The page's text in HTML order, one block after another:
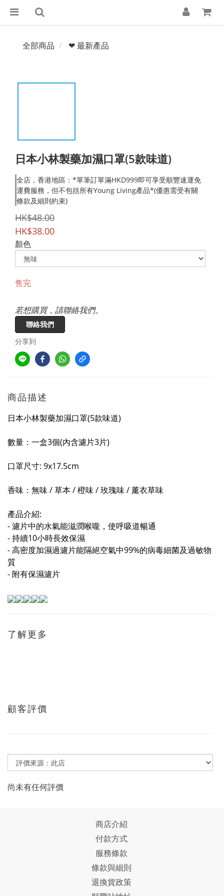
全部商品 ❤ 最新產品
日本小林製藥加濕口罩(5款味道)
全店，香港地區：*單筆訂單滿HKD999即可享受順豐速運免
運費服務，但不包括所有Young Living產品*(優惠需受有關
條款及細則約束)
HK$48.00
HK$38.00
顏色
售完
若想購買，請聯絡我們。
聯絡我們
分享到
商品描述
日本小林製藥加濕口罩(5款味道)
數量：一盒3個(內含濾片3片)
口罩尺寸: 9x17.5cm
香味：無味 / 草本 / 橙味 / 玫瑰味 / 薰衣草味
產品介紹:
- 濾片中的水氣能滋潤喉嚨，使呼吸道暢通
- 持續10小時長效保濕
- 高密度加濕過濾片能隔絕空氣中99%的病毒細菌及過敏物
質
- 附有保濕濾片
了解更多
顧客評價
尚未有任何評價
商店介紹
付款方式
服務條款
條款與細則
退換貨政策